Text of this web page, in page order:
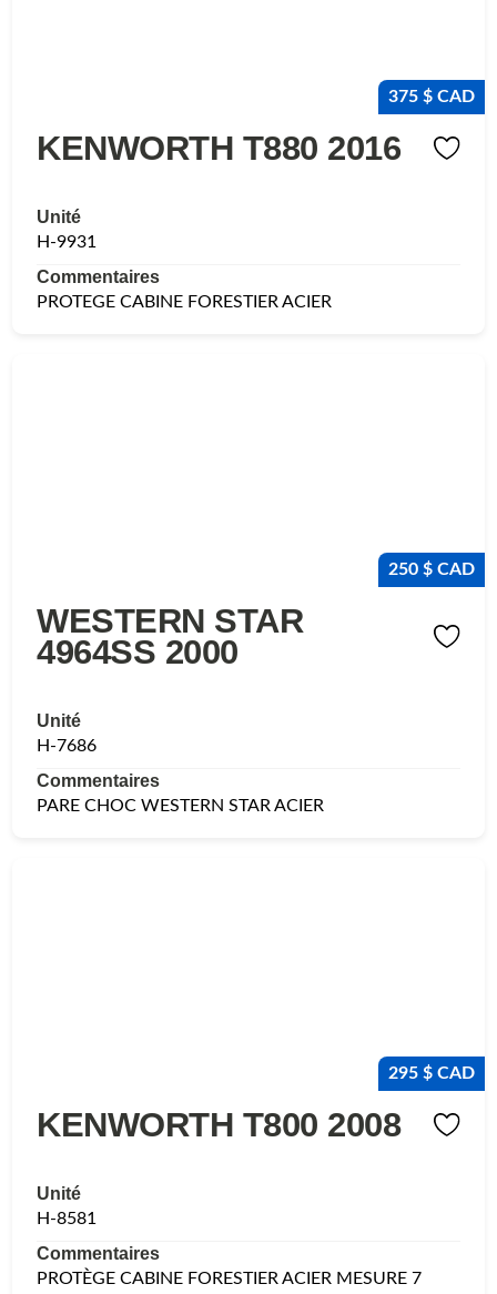
375 $ CAD
KENWORTH T880 2016
Unité
H-9931
Commentaires
PROTEGE CABINE FORESTIER ACIER
250 $ CAD
WESTERN STAR
4964SS 2000
Unité
H-7686
Commentaires
PARE CHOC WESTERN STAR ACIER
295 $ CAD
KENWORTH T800 2008
Unité
H-8581
Commentaires
PROTÈGE CABINE FORESTIER ACIER MESURE 7